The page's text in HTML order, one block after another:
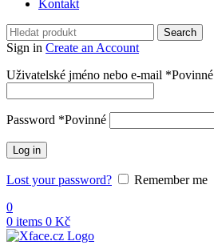
Kontakt
Search
Sign in Create an Account
Uživatelské jméno nebo e-mail *Povinné
Password *Povinné
Log in
Lost your password?
Remember me
0
0 items 0 Kč